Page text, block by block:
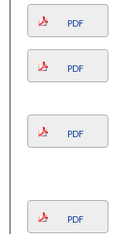
PDF
PDF
PDF
PDF